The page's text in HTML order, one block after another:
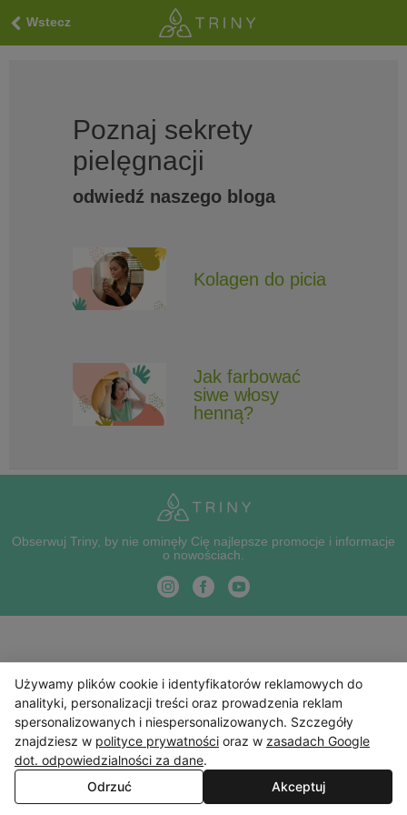
Wstecz
Poznaj sekrety
pielęgnacji
odwiedź naszego bloga
Kolagen do picia
Jak farbować
siwe włosy
henną?
Obserwuj Triny, by nie ominęły Cię najlepsze promocje i informacje
o nowościach.
Używamy plików cookie i identyfikatorów reklamowych do
analityki, personalizacji treści oraz prowadzenia reklam
spersonalizowanych i niespersonalizowanych. Szczegóły
znajdziesz w polityce prywatności oraz w zasadach Google
dot. odpowiedzialności za dane.
Odrzuć
Akceptuj